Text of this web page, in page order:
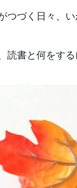
つづく日々、い
読書と何をする